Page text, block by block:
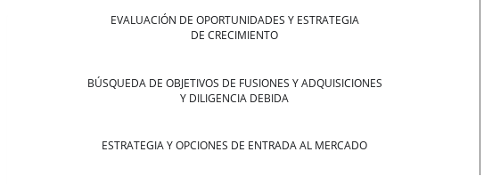
EVALUACIÓN DE OPORTUNIDADES Y ESTRATEGIA
DE CRECIMIENTO
BÚSQUEDA DE OBJETIVOS DE FUSIONES Y ADQUISICIONES
Y DILIGENCIA DEBIDA
ESTRATEGIA Y OPCIONES DE ENTRADA AL MERCADO